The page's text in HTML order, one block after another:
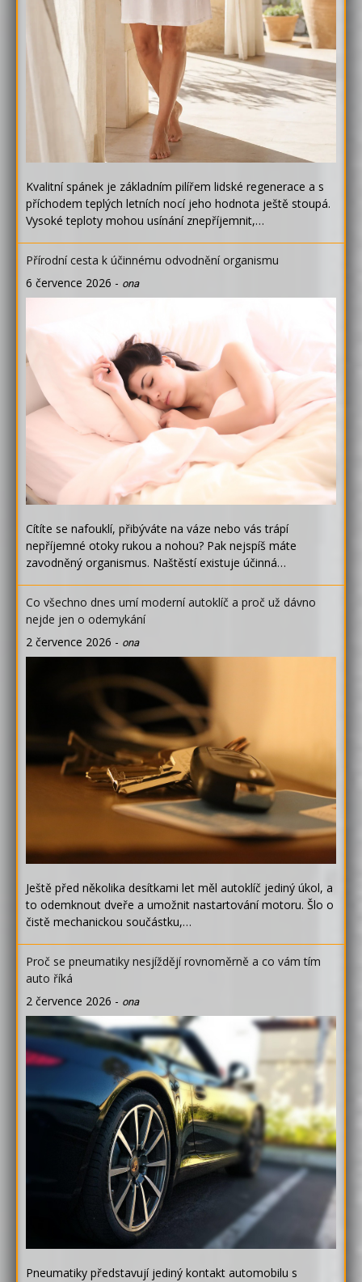
Kvalitní spánek je základním pilířem lidské regenerace a s
příchodem teplých letních nocí jeho hodnota ještě stoupá.
Vysoké teploty mohou usínání znepříjemnit,…
Přírodní cesta k účinnému odvodnění organismu
6 července 2026 - ona
Cítíte se nafouklí, přibýváte na váze nebo vás trápí
nepříjemné otoky rukou a nohou? Pak nejspíš máte
zavodněný organismus. Naštěstí existuje účinná…
Co všechno dnes umí moderní autoklíč a proč už dávno
nejde jen o odemykání
2 července 2026 - ona
Ještě před několika desítkami let měl autoklíč jediný úkol, a
to odemknout dveře a umožnit nastartování motoru. Šlo o
čistě mechanickou součástku,…
Proč se pneumatiky nesjíždějí rovnoměrně a co vám tím
auto říká
2 července 2026 - ona
Pneumatiky představují jediný kontakt automobilu s